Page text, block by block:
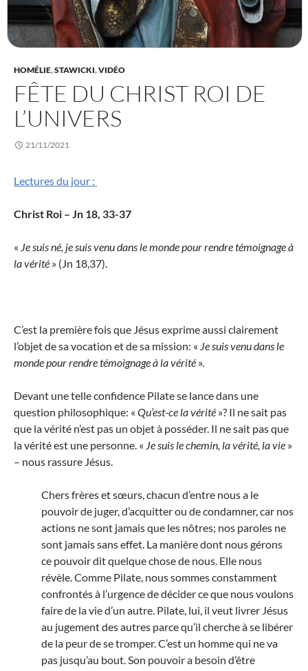
HOMÉLIE,STAWICKI,VIDÉO
FÊTE DU CHRIST ROI DE
L’UNIVERS
21/11/2021
Lectures du jour :
Christ Roi – Jn 18, 33-37
« Je suis né, je suis venu dans le monde pour rendre témoignage à
la vérité » (Jn 18,37).
C’est la première fois que Jésus exprime aussi clairement
l’objet de sa vocation et de sa mission: « Je suis venu dans le
monde pour rendre témoignage à la vérité ».
Devant une telle confidence Pilate se lance dans une
question philosophique: « Qu’est-ce la vérité »? Il ne sait pas
que la vérité n’est pas un objet à posséder. Il ne sait pas que
la vérité est une personne. « Je suis le chemin, la vérité, la vie »
– nous rassure Jésus.
Chers frères et sœurs, chacun d’entre nous a le
pouvoir de juger, d’acquitter ou de condamner, car nos
actions ne sont jamais que les nôtres; nos paroles ne
sont jamais sans effet. La manière dont nous gérons
ce pouvoir dit quelque chose de nous. Elle nous
révèle. Comme Pilate, nous sommes constamment
confrontés à l’urgence de décider ce que nous voulons
faire de la vie d’un autre. Pilate, lui, il veut livrer Jésus
au jugement des autres parce qu’il cherche à se libérer
de la peur de se tromper. C’est un homme qui ne va
pas jusqu’au bout. Son pouvoir a besoin d’être